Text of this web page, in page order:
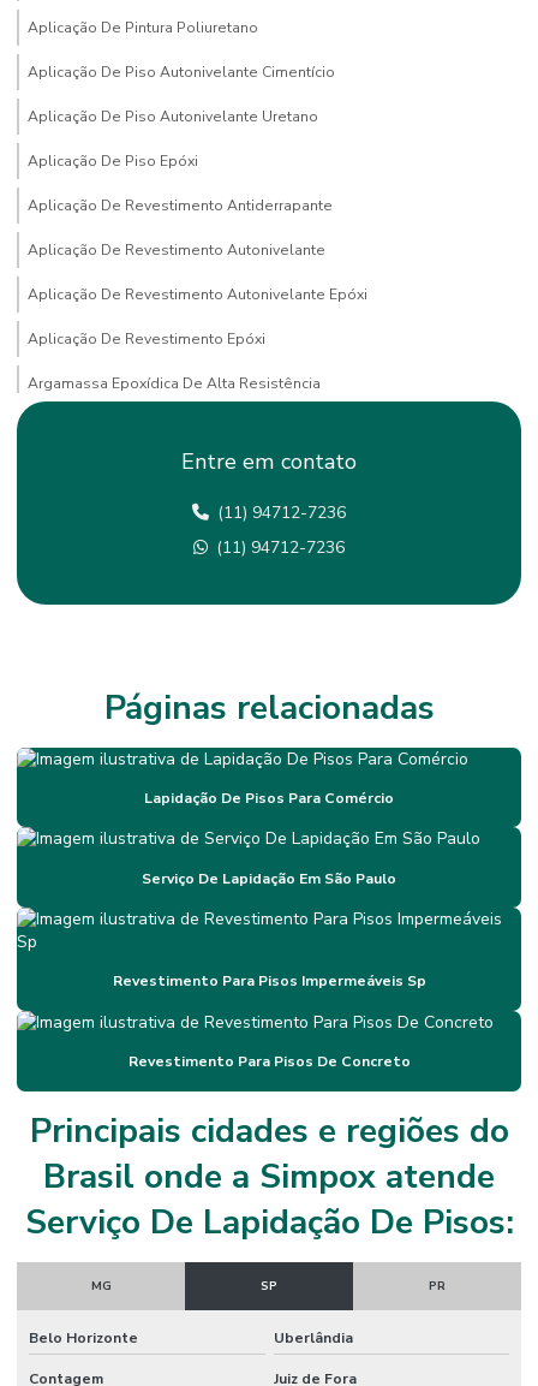
Aplicação De Pintura Poliuretano
Aplicação De Piso Autonivelante Cimentício
Aplicação De Piso Autonivelante Uretano
Aplicação De Piso Epóxi
Aplicação De Revestimento Antiderrapante
Aplicação De Revestimento Autonivelante
Aplicação De Revestimento Autonivelante Epóxi
Aplicação De Revestimento Epóxi
Argamassa Epoxídica De Alta Resistência
Empresa De Tratamento De Juntas Em São Paulo
Empresas De Lapidação De Piso
Empresas De Pintura De Faixas Em São Paulo
Empresas De Pintura Epóxi Em Minas Gerais
Impermeabilização
Impermeabilização De Mezaninos Metálicos
Impermeabilização De Poliuretano
Impermeabilização Em Minas Gerais
Impermeabilização Para Estruturas Metálicas
Impermeabilização Para Variações Térmicas
Instalação De Juntas De Dilatação
Instalação De Piso Epóxi Em São Paulo
Instalação De Revestimento Epóxi Para Indústria
Juntas De Dilatação
Entre em contato
(11) 94712-7236
(11) 94712-7236
Páginas relacionadas
Lapidação De Pisos Para Comércio
Serviço De Lapidação Em São Paulo
Revestimento Para Pisos Impermeáveis Sp
Revestimento Para Pisos De Concreto
Principais cidades e regiões do
Brasil onde a Simpox atende
Serviço De Lapidação De Pisos:
MG SP PR
Belo Horizonte Uberlândia
Contagem Juiz de Fora